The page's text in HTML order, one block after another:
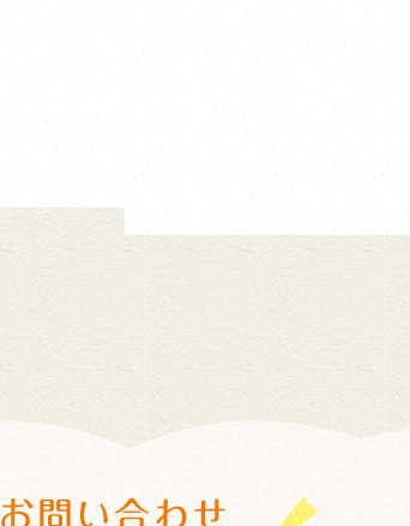
お問い合わせ